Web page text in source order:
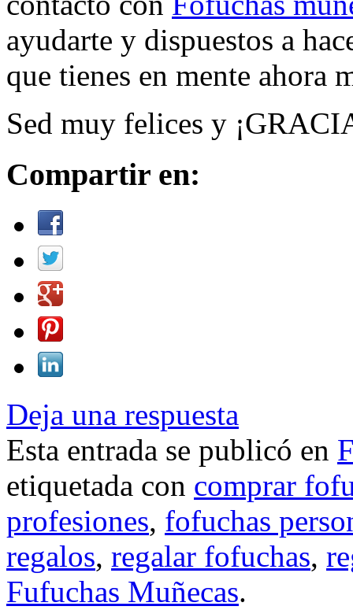
ayudarte y dispuestos a
que tienes en mente ahora
Sed muy felices y
Compartir en:
Deja una respuesta
Esta entrada se publicó en
etiquetada con comprar
profesiones, fofuchas
regalos, regalar fofuchas,
Fufuchas Muñecas.